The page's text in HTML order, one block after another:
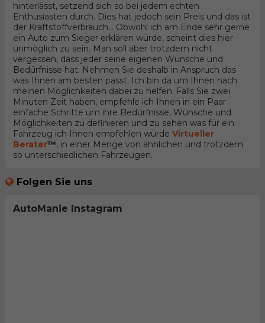
hinterlässt, setzend sich so bei jedem echten
Enthusiasten durch. Dies hat jedoch sein Preis und das ist
der Kraftstoffverbrauch... Obwohl ich am Ende sehr gerne
ein Auto zum Sieger erklären würde, scheint dies hier
unmöglich zu sein. Man soll aber trotzdem nicht
vergessen, dass jeder seine eigenen Wünsche und
Bedürfnisse hat. Nehmen Sie deshalb in Anspruch das
was Ihnen am besten passt. Ich bin da um Ihnen nach
meinen Möglichkeiten dabei zu helfen. Falls Sie zwei
Minuten Zeit haben, empfehle ich Ihnen in ein Paar
einfache Schritte um ihre Bedürfnisse, Wünsche und
Möglichkeiten zu definieren und zu sehen was für ein
Fahrzeug ich Ihnen empfehlen würde Virtueller
Berater™, in einer Menge von ähnlichen und trotzdem
so unterschiedlichen Fahrzeugen.
Folgen Sie uns
AutoManie Instagram